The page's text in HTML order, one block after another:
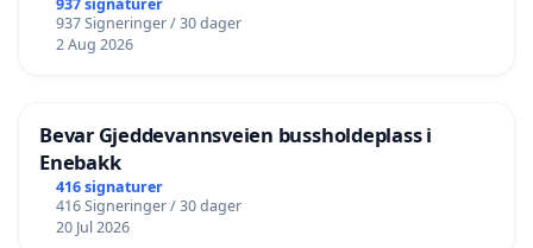
937 signaturer
937 Signeringer / 30 dager
2 Aug 2026
Bevar Gjeddevannsveien bussholdeplass i
Enebakk
416 signaturer
416 Signeringer / 30 dager
20 Jul 2026